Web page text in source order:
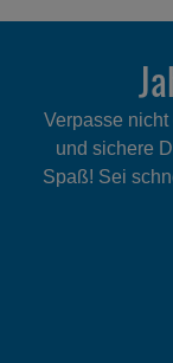
Verpasse
und sichere
Spaß! Sei